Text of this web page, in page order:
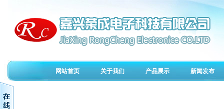
网站首页 关于我们 产品展示 新闻发布